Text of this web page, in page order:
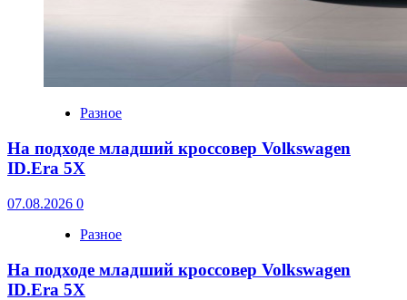
Разное
На подходе младший кроссовер Volkswagen
ID.Era 5X
07.08.2026 0
Разное
На подходе младший кроссовер Volkswagen
ID.Era 5X